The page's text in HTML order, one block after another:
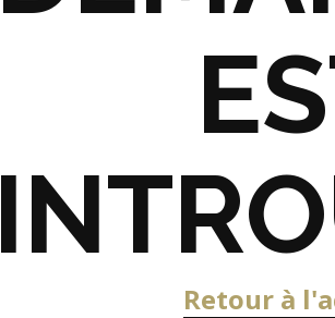
Retour à